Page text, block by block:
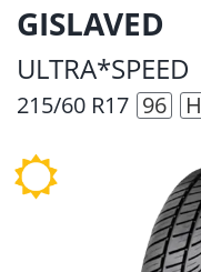
GISLAVED
ULTRA*SPEED
215/60 R17 96 H